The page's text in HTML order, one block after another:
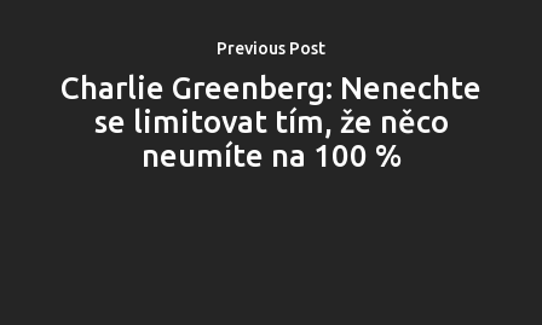
Previous Post
Charlie Greenberg: Nenechte
se limitovat tím, že něco
neumíte na 100 %
Partneři
Vstupenky